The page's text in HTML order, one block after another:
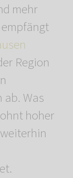
mehr
Region
Was
hoher